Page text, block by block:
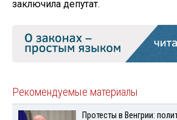
заключила депутат.
Рекомендуемые материалы
Протесты в Венгрии: